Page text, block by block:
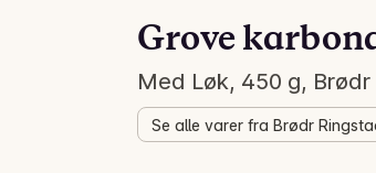
Grove
Med Løk, 450 g,
Se alle varer fra Brødr